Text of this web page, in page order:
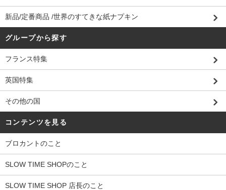
新品/定番商品 /世界のすてきな紙ナプキン
グループから探す
フランス特集
英国特集
その他の国
コンテンツを見る
ブロカントのこと
SLOW TIME SHOPのこと
SLOW TIME SHOP 店長のこと